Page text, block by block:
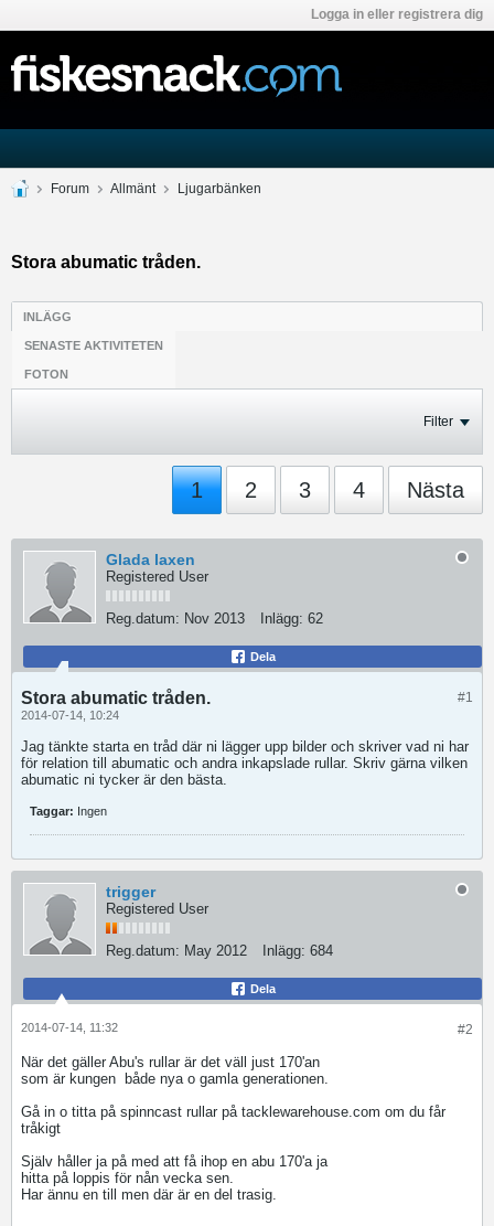
Logga in eller registrera dig
Forum Allmänt Ljugarbänken
Stora abumatic tråden.
INLÄGG
SENASTE AKTIVITETEN
FOTON
Filter
1 2 3 4 Nästa
Glada laxen
Registered User
Reg.datum: Nov 2013 Inlägg: 62
Dela
#1
Stora abumatic tråden.
2014-07-14, 10:24
Jag tänkte starta en tråd där ni lägger upp bilder och skriver vad ni har
för relation till abumatic och andra inkapslade rullar. Skriv gärna vilken
abumatic ni tycker är den bästa.
Taggar: Ingen
trigger
Registered User
Reg.datum: May 2012 Inlägg: 684
Dela
#2
2014-07-14, 11:32
När det gäller Abu's rullar är det väll just 170'an
som är kungen
både nya o gamla generationen.
Gå in o titta på spinncast rullar på tacklewarehouse.com om du får
tråkigt
Själv håller ja på med att få ihop en abu 170'a ja
hitta på loppis för nån vecka sen.
Har ännu en till men där är en del trasig.